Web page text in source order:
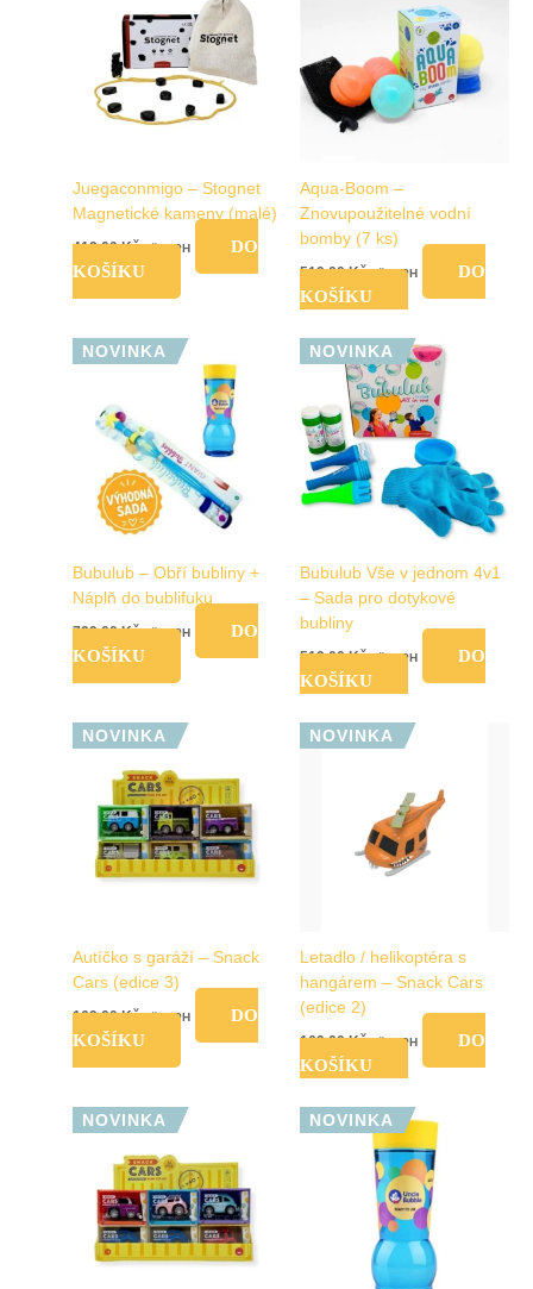
Juegaconmigo – Stognet
Magnetické kameny (malé)
419,00Kč vč. DPH
DO
KOŠÍKU
Aqua-Boom –
Znovupoužitelné vodní
bomby (7 ks)
519,00Kč vč. DPH
DO
KOŠÍKU
NOVINKA
Bubulub – Obří bubliny +
Náplň do bublifuku
799,00Kč vč. DPH
DO
KOŠÍKU
NOVINKA
Bubulub Vše v jednom 4v1
– Sada pro dotykové
bubliny
519,00Kč vč. DPH
DO
KOŠÍKU
NOVINKA
Autíčko s garáží – Snack
Cars (edice 3)
169,00Kč vč. DPH
DO
KOŠÍKU
Tento
má
více
variant.
Možnosti
lze
stránce
NOVINKA
Letadlo / helikoptéra s
hangárem – Snack Cars
(edice 2)
169,00Kč vč. DPH
DO
KOŠÍKU
NOVINKA
Tento
má
více
variant.
Možnosti
lze
NOVINKA